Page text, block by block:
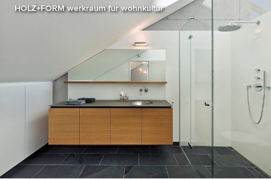
HOLZ+FORM werkraum für wohnkultur